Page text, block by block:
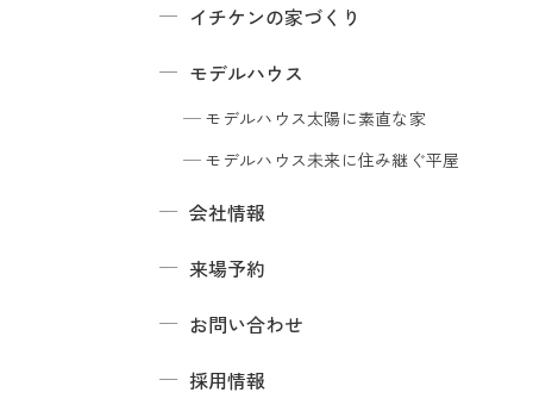
イチケンの家づくり
モデルハウス
モデルハウス太陽に素直な家
モデルハウス未来に住み継ぐ平屋
会社情報
来場予約
お問い合わせ
採用情報